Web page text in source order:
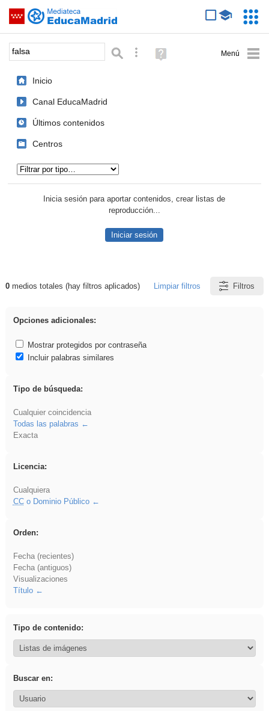
Saltar navegación
Palabra o frase: Búsqueda avanzada
Ayuda
(en
Inicio
Canal EducaMadrid
Últimos contenidos
Centros
Inicia sesión para aportar contenidos, crear listas de
reproducción...
Iniciar sesión
Resultados de: falsa
0medios totales (hay filtros aplicados) Limpiar filtros Filtros
Opciones adicionales:
Mostrar protegidos por contraseña
Incluir palabras similares
Tipo de búsqueda:
Cualquier coincidencia
Todas las palabras
Exacta
Licencia:
Cualquiera
CCo Dominio Público
Orden:
Fecha (recientes)
Fecha (antiguos)
Visualizaciones
Título
Tipo de contenido:
Buscar en: